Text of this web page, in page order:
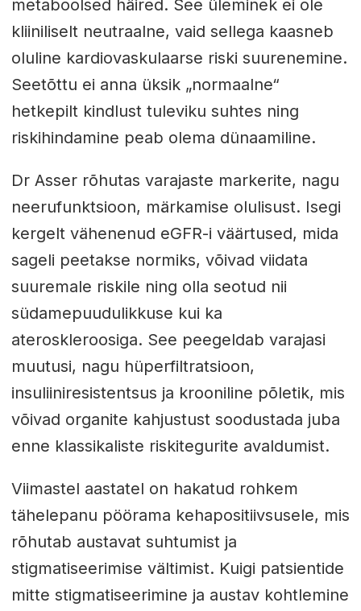
metaboolsed häired. See üleminek ei ole
kliiniliselt neutraalne, vaid sellega kaasneb
oluline kardiovaskulaarse riski suurenemine.
Seetõttu ei anna üksik „normaalne“
hetkepilt kindlust tuleviku suhtes ning
riskihindamine peab olema dünaamiline.
Dr Asser rõhutas varajaste markerite, nagu
neerufunktsioon, märkamise olulisust. Isegi
kergelt vähenenud eGFR-i väärtused, mida
sageli peetakse normiks, võivad viidata
suuremale riskile ning olla seotud nii
südamepuudulikkuse kui ka
ateroskleroosiga. See peegeldab varajasi
muutusi, nagu hüperfiltratsioon,
insuliiniresistentsus ja krooniline põletik, mis
võivad organite kahjustust soodustada juba
enne klassikaliste riskitegurite avaldumist.
Viimastel aastatel on hakatud rohkem
tähelepanu pöörama kehapositiivsusele, mis
rõhutab austavat suhtumist ja
stigmatiseerimise vältimist. Kuigi patsientide
mitte stigmatiseerimine ja austav kohtlemine